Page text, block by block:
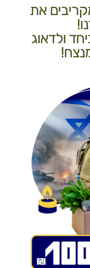
את
ולדאוג